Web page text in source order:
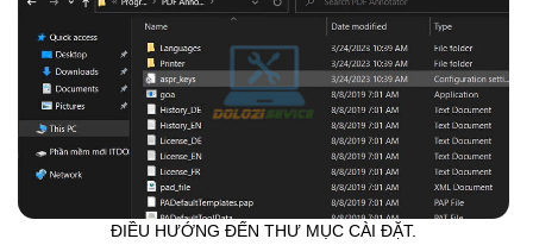
ĐIỀU HƯỚNG ĐẾN THƯ MỤC CÀI ĐẶT.